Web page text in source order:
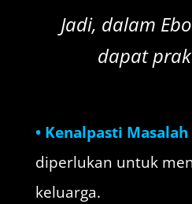
Jadi, dalam
dapat
• Kenalpasti
diperlukan untuk
keluarga.